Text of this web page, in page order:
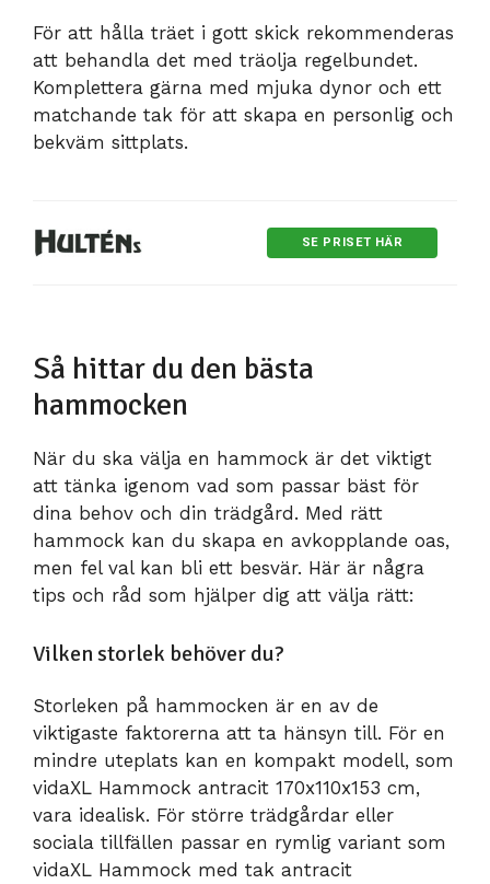
För att hålla träet i gott skick rekommenderas
att behandla det med träolja regelbundet.
Komplettera gärna med mjuka dynor och ett
matchande tak för att skapa en personlig och
bekväm sittplats.
SE PRISET HÄR
Så hittar du den bästa
hammocken
När du ska välja en hammock är det viktigt
att tänka igenom vad som passar bäst för
dina behov och din trädgård. Med rätt
hammock kan du skapa en avkopplande oas,
men fel val kan bli ett besvär. Här är några
tips och råd som hjälper dig att välja rätt:
Vilken storlek behöver du?
Storleken på hammocken är en av de
viktigaste faktorerna att ta hänsyn till. För en
mindre uteplats kan en kompakt modell, som
vidaXL Hammock antracit 170x110x153 cm,
vara idealisk. För större trädgårdar eller
sociala tillfällen passar en rymlig variant som
vidaXL Hammock med tak antracit